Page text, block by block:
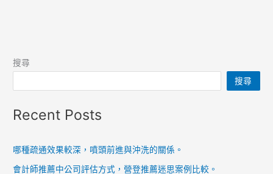
搜尋
搜尋
Recent Posts
哪種疏通效果較深，噴頭前進與沖洗的關係。
會計師推薦中公司評估方式，營登推薦迷思案例比較。